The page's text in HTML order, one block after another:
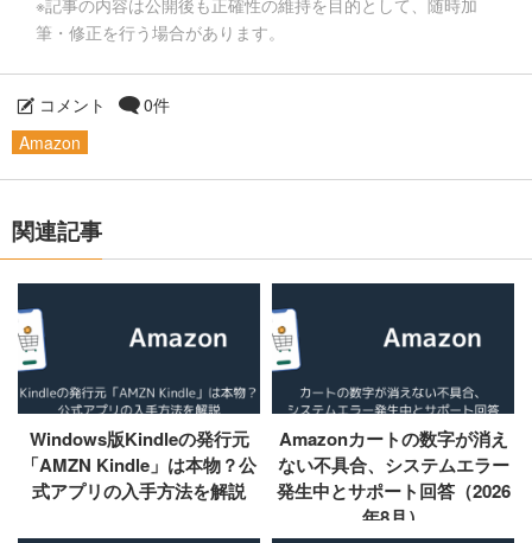
※記事の内容は公開後も正確性の維持を目的として、随時加
筆・修正を行う場合があります。
コメント
0件
Amazon
関連記事
Windows版Kindleの発行元
「AMZN Kindle」は本物？公
式アプリの入手方法を解説
Amazonカートの数字が消え
ない不具合、システムエラー
発生中とサポート回答（2026
年8月）